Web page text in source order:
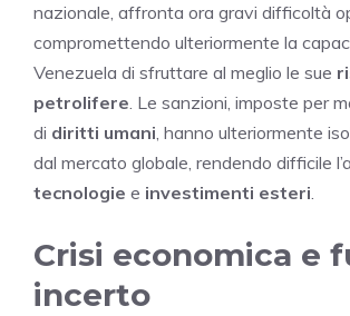
nazionale, affronta ora gravi difficoltà
compromettendo ulteriormente la
Venezuela di sfruttare al meglio le sue
petrolifere. Le sanzioni, imposte per
di diritti umani, hanno ulteriormente
dal mercato globale, rendendo difficile
tecnologie e investimenti esteri.
Crisi economica e
incerto